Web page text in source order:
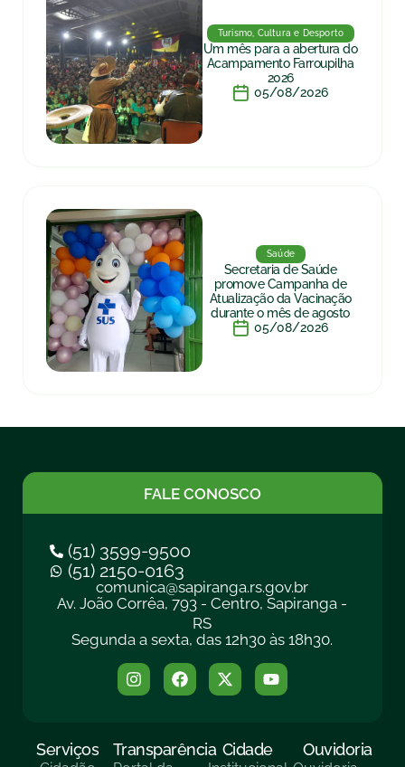
Turismo, Cultura e Desporto
Um mês para a abertura do
Acampamento Farroupilha
2026
05/08/2026
Saúde
Secretaria de Saúde
promove Campanha de
Atualização da Vacinação
durante o mês de agosto
05/08/2026
FALE CONOSCO
(51) 3599-9500
(51) 2150-0163
comunica@sapiranga.rs.gov.br
Av. João Corrêa, 793 - Centro, Sapiranga -
RS
Segunda a sexta, das 12h30 às 18h30.
Serviços Transparência Cidade Ouvidoria